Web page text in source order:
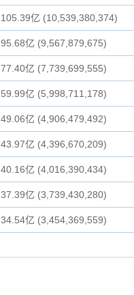
105.39亿 (10,539,380,374)
95.68亿 (9,567,879,675)
77.40亿 (7,739,699,555)
59.99亿 (5,998,711,178)
49.06亿 (4,906,479,492)
43.97亿 (4,396,670,209)
40.16亿 (4,016,390,434)
37.39亿 (3,739,430,280)
34.54亿 (3,454,369,559)